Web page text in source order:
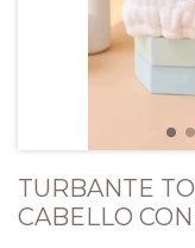
TURBANTE
CABELLO